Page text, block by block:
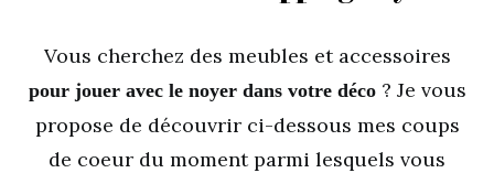
Vous cherchez des meubles et accessoires
pour jouer avec le noyer dans votre déco? Je vous
propose de découvrir ci-dessous mes coups
de coeur du moment parmi lesquels vous